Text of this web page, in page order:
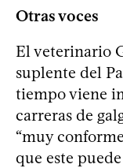
Otras voces
El veterinario
suplente del
tiempo viene
carreras de
“muy
que este